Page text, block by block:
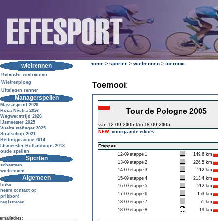
wielrennen
Kalender wielrennen
Wielrenploeg
Uitslagen renner
Managerspellen
Massasprint 2026
Rosa Nostra 2026
Wegwedstrijd 2026
IJsmeester 2025
Vuelta mañager 2025
Strafschop 2021
Bettingpractice 2014
IJsmeester Hollandcups 2013
oude spellen
Sporten
schaatsen
wielrennen
Algemeen
links
neem contact op
prikbord
registreren
emailadres:
home > sporten > wielrennen > toernooi
Toernooi:
Tour de Pologne 2005
van 12-09-2005 t/m 18-09-2005
NEW: voorgaande edities
Etappes
12-09 etappe 1
149,6 km
13-09 etappe 2
226,5 km
14-09 etappe 3
212 km
15-09 etappe 4
213,4 km
16-09 etappe 5
212 km
17-09 etappe 6
153 km
18-09 etappe 7
61 km
18-09 etappe 8 19 km